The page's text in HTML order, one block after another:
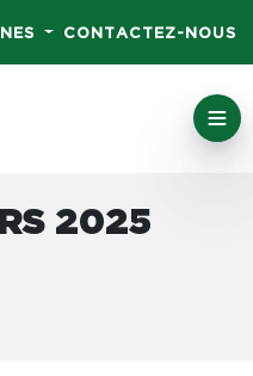
CONTACTEZ-NOUS
2025